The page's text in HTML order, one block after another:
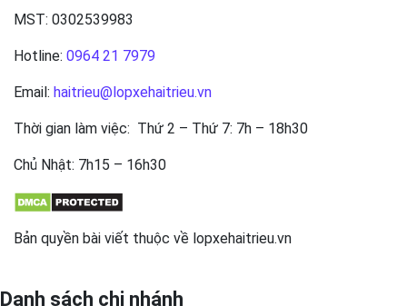
MST: 0302539983
Hotline: 0964 21 7979
Email: haitrieu@lopxehaitrieu.vn
Thời gian làm việc: Thứ 2 – Thứ 7: 7h – 18h30
Chủ Nhật: 7h15 – 16h30
Bản quyền bài viết thuộc về lopxehaitrieu.vn
Danh sách chi nhánh